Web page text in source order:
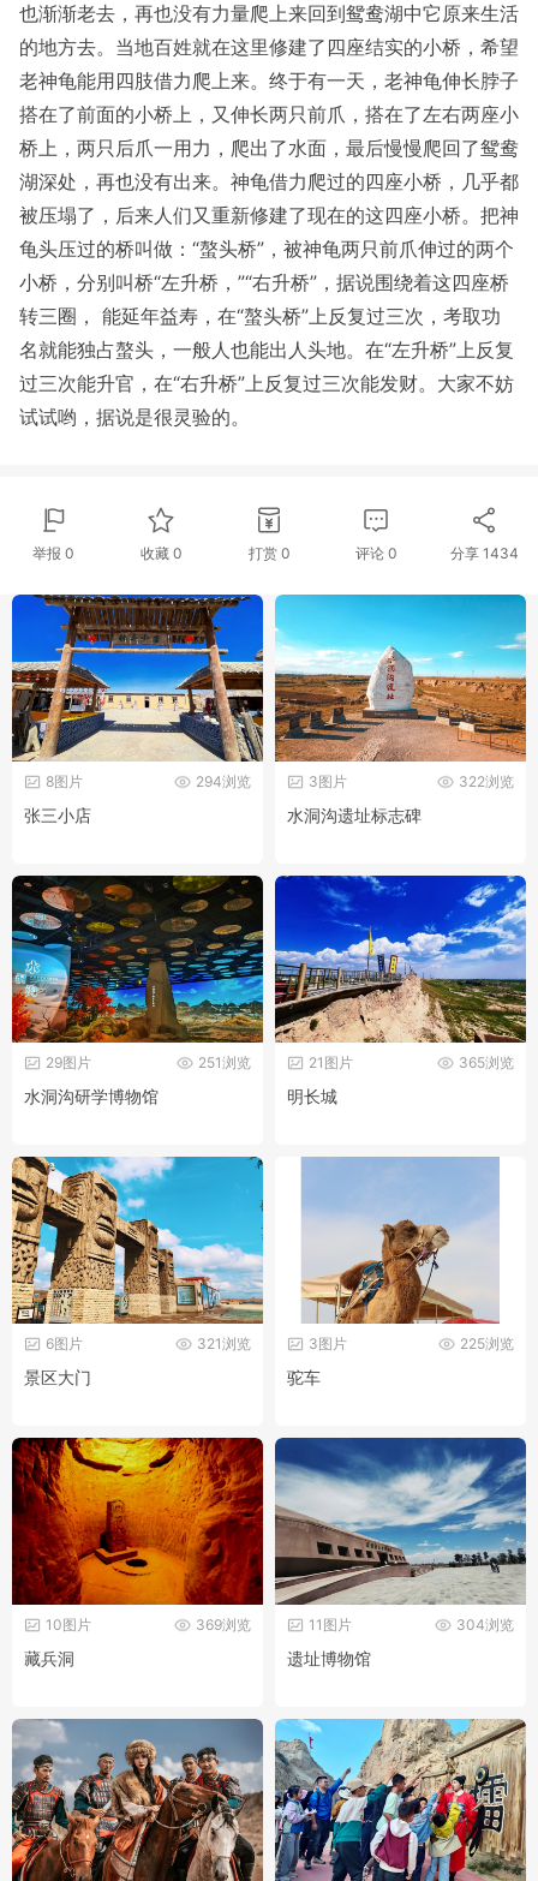
也渐渐老去，再也没有力量爬上来回到鸳鸯湖中它原来生活
的地方去。当地百姓就在这里修建了四座结实的小桥，希望
老神龟能用四肢借力爬上来。终于有一天，老神龟伸长脖子
搭在了前面的小桥上，又伸长两只前爪，搭在了左右两座小
桥上，两只后爪一用力，爬出了水面，最后慢慢爬回了鸳鸯
湖深处，再也没有出来。神龟借力爬过的四座小桥，几乎都
被压塌了，后来人们又重新修建了现在的这四座小桥。把神
龟头压过的桥叫做：“螯头桥”，被神龟两只前爪伸过的两个
小桥，分别叫桥“左升桥，”“右升桥”，据说围绕着这四座桥
转三圈， 能延年益寿，在“螯头桥”上反复过三次，考取功
名就能独占螯头，一般人也能出人头地。在“左升桥”上反复
过三次能升官，在“右升桥”上反复过三次能发财。大家不妨
试试哟，据说是很灵验的。
举报 0 收藏 0 打赏 0 评论0 分享 1434
294浏览
8图片
张三小店
322浏览
3图片
水洞沟遗址标志碑
251浏览
29图片
水洞沟研学博物馆
365浏览
21图片
明长城
321浏览
6图片
景区大门
225浏览
3图片
驼车
369浏览
10图片
藏兵洞
304浏览
11图片
遗址博物馆